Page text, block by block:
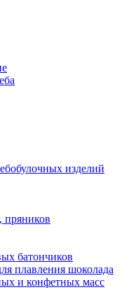
изделий
батончиков
плавления шоколада
и конфетных масс